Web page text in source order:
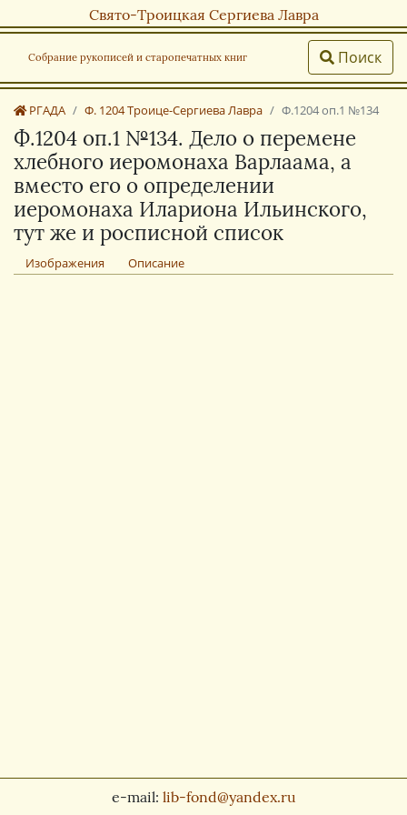
Свято-Троицкая Сергиева Лавра
Собрание рукописей и старопечатных книг Поиск
РГАДА Ф. 1204 Троице-Сергиева Лавра Ф.1204 оп.1 №134
Ф.1204 оп.1 №134. Дело о перемене
хлебного иеромонаха Варлаама, а
вместо его о определении
иеромонаха Илариона Ильинского,
тут же и росписной список
Изображения Описание
e-mail: lib-fond@yandex.ru